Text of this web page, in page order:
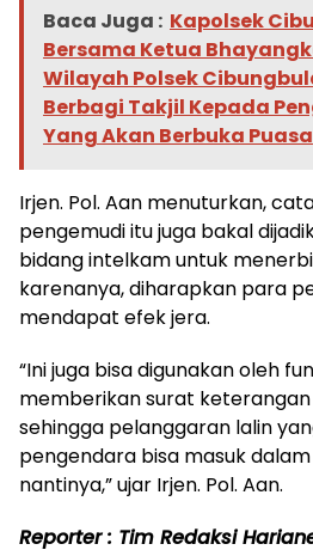
Baca Juga : Kapolsek
Bersama Ketua
Wilayah Polsek
Berbagi Takjil Kepada
Yang Akan Berbuka Puasa
Irjen. Pol. Aan menuturkan,
pengemudi itu juga bakal
bidang intelkam untuk
karenanya, diharapkan para
mendapat efek jera.
“Ini juga bisa digunakan oleh
memberikan surat
sehingga pelanggaran lalin
pengendara bisa masuk
nantinya,” ujar Irjen. Pol. Aan.
Reporter : Tim Redaksi